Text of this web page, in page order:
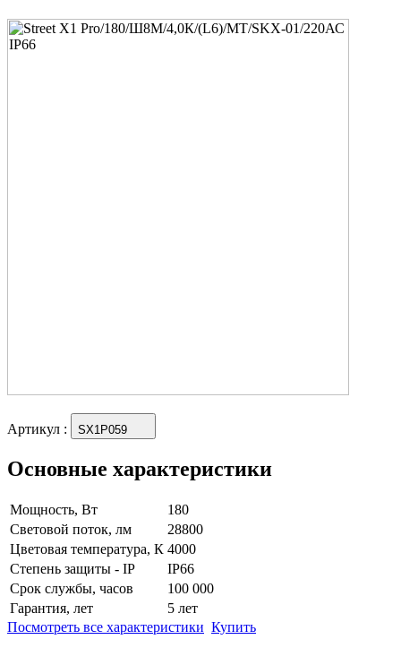
Артикул : SX1P059
Основные характеристики
Мощность, Вт
180
Световой поток, лм
28800
Цветовая температура, К 4000
Степень защиты - IP
IP66
Срок службы, часов
100 000
Гарантия, лет
5 лет
Посмотреть все характеристики Купить